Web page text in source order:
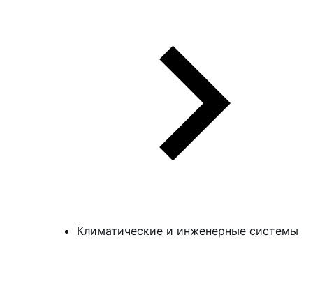
Климатические и инженерные системы